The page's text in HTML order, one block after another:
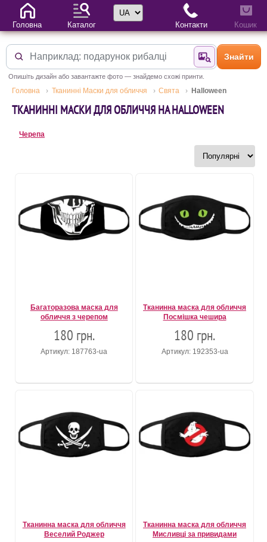
Знайти за
Знайти
Опишіть дизайн або завантажте фото — знайдемо схожі принти.
Головна Тканинні Маски для обличчя Свята Halloween
ТКАНИННІ МАСКИ ДЛЯ ОБЛИЧЧЯ НА HALLOWEEN
Черепа
Багаторазова маска для
обличчя з черепом
180 грн.
Артикул: 187763-ua
Тканинна маска для обличчя
Посмішка чешира
180 грн.
Артикул: 192353-ua
Тканинна маска для обличчя
Веселий Роджер
Тканинна маска для обличчя
Мисливці за привидами
Головна Каталог
Вибір мови
Контакти Кошик